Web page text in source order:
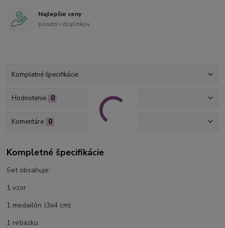
Najlepšie ceny
priadzí i doplnkov
Kompletné špecifikácie
Hodnotenie 0
Komentáre 0
Kompletné špecifikácie
Set obsahuje:
1 vzor
1 medailón (3x4 cm)
1 retiazku